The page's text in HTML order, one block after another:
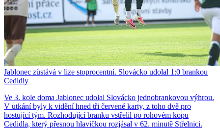
Jablonec zůstává v lize stoprocentní. Slovácko udolal 1:0 brankou
Cedidly
Ve 3. kole doma Jablonec udolal Slovácko jednobrankovou výhrou.
V utkání byly k vidění hned tři červené karty, z toho dvě pro
hostující tým. Rozhodující branku vstřelil po rohovém kopu
Cedidla, který přesnou hlavičkou rozjásal v 62. minutě Střelnici.